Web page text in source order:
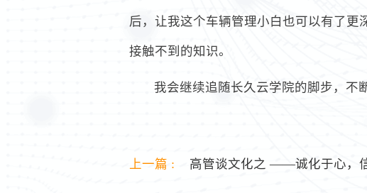
后，让我这个车辆管理小白也可以有了
接触不到的知识。
我会继续追随长久云学院的脚步，不
上一篇 : 高管谈文化之 ——诚化于心，